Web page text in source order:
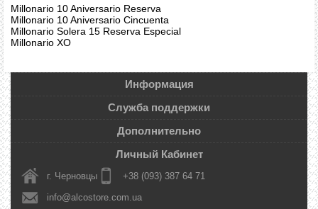
Millonario 10 Aniversario Reserva
Millonario 10 Aniversario Cincuenta
Millonario Solera 15 Reserva Especial
Millonario ХО
Информация
Служба поддержки
Дополнительно
Личный Кабинет
г. Черновцы
+38 (093) 387 64 71
info@alcostore.com.ua